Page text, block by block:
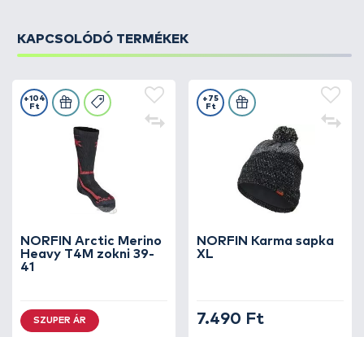
KAPCSOLÓDÓ TERMÉKEK
NORFIN Arctic Merino
Heavy T4M zokni 39-
41
+104
Ft
SZUPER ÁR
NORFIN Karma sapka
XL
+75
Ft
7.490 Ft